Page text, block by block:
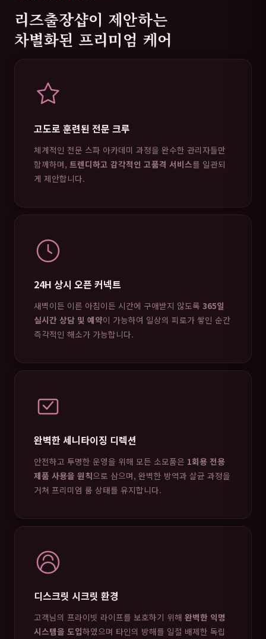
리즈출장샵이 제안하는
차별화된 프리미엄 케어
고도로 훈련된 전문 크루
체계적인 전문 스파 아카데미 과정을 완수한 관리자들만
함께하며, 트렌디하고 감각적인 고품격 서비스를 일관되
게 제안합니다.
24H 상시 오픈 커넥트
새벽이든 이른 아침이든 시간에 구애받지 않도록 365일
실시간 상담 및 예약이 가능하여 일상의 피로가 쌓인 순간
즉각적인 해소가 가능합니다.
완벽한 세니타이징 디렉션
안전하고 투명한 운영을 위해 모든 소모품은 1회용 전용
제품 사용을 원칙으로 삼으며, 완벽한 방역과 살균 과정을
거쳐 프리미엄 룸 상태를 유지합니다.
디스크릿 시크릿 환경
고객님의 프라이빗 라이프를 보호하기 위해 완벽한 익명
시스템을 도입하였으며 타인의 방해를 일절 배제한 독립